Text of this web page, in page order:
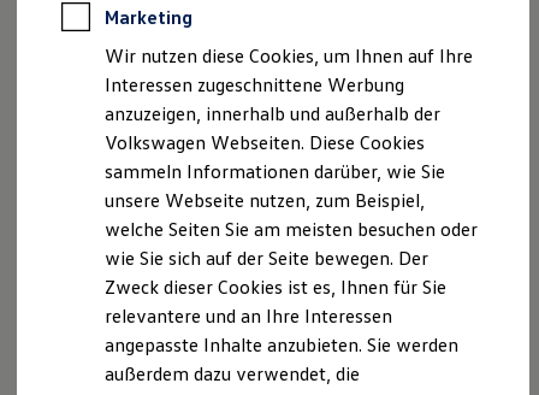
Rekuperation
Laden unterwegs
Laden Zuhause
Ladestationen finden
Ladezeitensimulator
Batterie
Sicherheit
Nachhaltigkeit
Technologie
Kosten und Kauf
Kaufoptionen
E-Auto-Förderung
Software und Konnektivität
Die ID. Software 6
ID. Software Versionen und Updates
Der neue ID.3 Neo
So geht neu. Klar im Design. Stark im Alltag.
Entdecken Sie jetzt den neuen ID.3 Neo!
Mehr zum ID.3 Neo erfahren
Marketing
Wir nutzen diese Cookies, um Ihnen auf Ihre
Interessen zugeschnittene Werbung
anzuzeigen, innerhalb und außerhalb der
Volkswagen Webseiten. Diese Cookies
sammeln Informationen darüber, wie Sie
unsere Webseite nutzen, zum Beispiel,
welche Seiten Sie am meisten besuchen oder
wie Sie sich auf der Seite bewegen. Der
Zweck dieser Cookies ist es, Ihnen für Sie
relevantere und an Ihre Interessen
angepasste Inhalte anzubieten. Sie werden
außerdem dazu verwendet, die